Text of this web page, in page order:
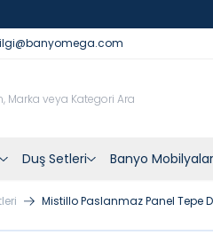
Duş Setleri Banyo
Mistillo Paslanmaz Panel Tepe